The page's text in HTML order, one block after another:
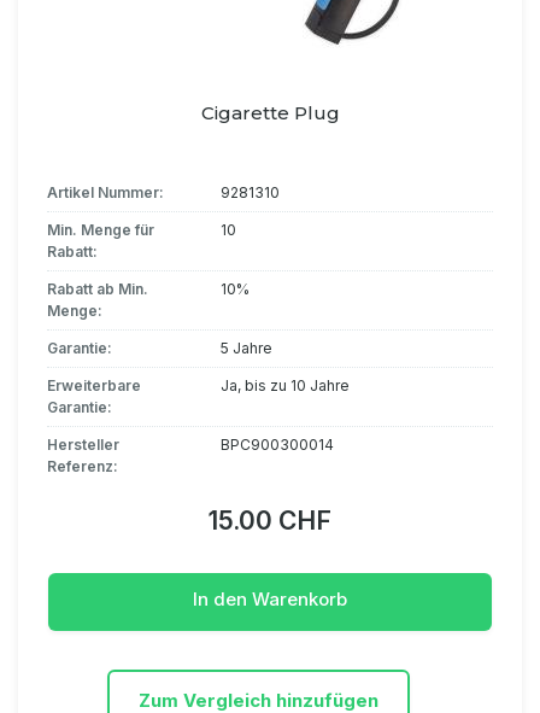
Cigarette Plug
Artikel Nummer: 9281310
Min. Menge für
Rabatt:
10
Rabatt ab Min.
Menge:
10%
Garantie: 5 Jahre
Erweiterbare
Garantie:
Ja, bis zu 10 Jahre
Hersteller
Referenz:
BPC900300014
15.00 CHF
In den Warenkorb
Zum Vergleich hinzufügen